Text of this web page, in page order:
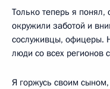
Только теперь я понял,
окружили заботой и
сослуживцы, офицеры.
люди со всех регионов
Я горжусь своим